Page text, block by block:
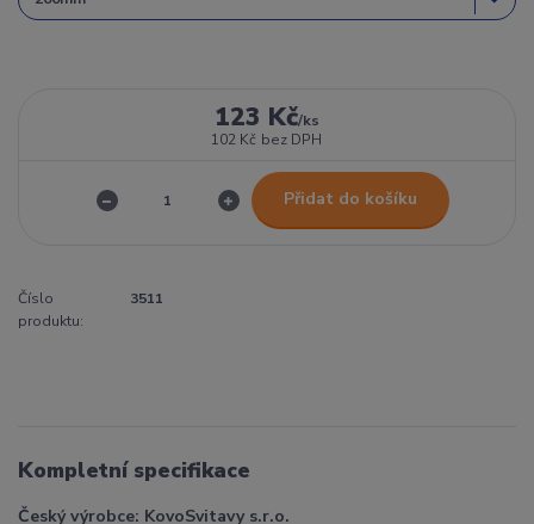
123 Kč/ks
102 Kč bez DPH
Přidat do košíku
Číslo
produktu:
3511
Kompletní specifikace
Český výrobce: KovoSvitavy s.r.o.